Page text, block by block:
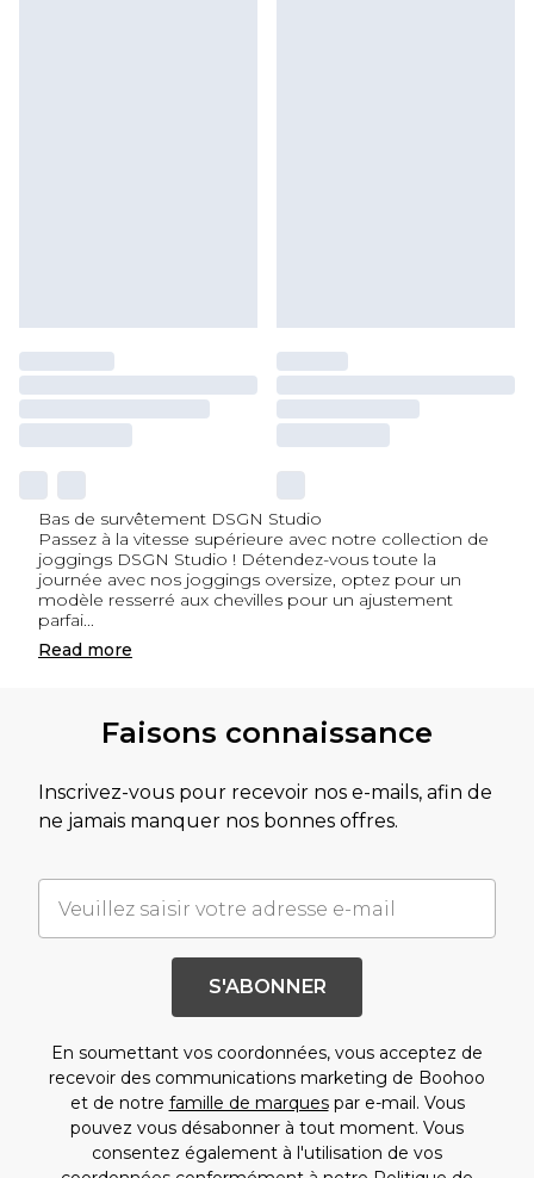
Bas de survêtement DSGN Studio
Passez à la vitesse supérieure avec notre collection de
joggings DSGN Studio ! Détendez-vous toute la
journée avec nos joggings oversize, optez pour un
modèle resserré aux chevilles pour un ajustement
parfai...
Read more
Faisons connaissance
Inscrivez-vous pour recevoir nos e-mails, afin de
ne jamais manquer nos bonnes offres.
S'ABONNER
En soumettant vos coordonnées, vous acceptez de
recevoir des communications marketing de Boohoo
et de notre famille de marquespar e-mail. Vous
pouvez vous désabonner à tout moment. Vous
consentez également à l'utilisation de vos